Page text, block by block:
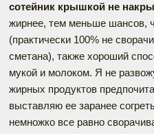
сотейник крышкой не
жирнее, тем меньше шансов,
(практически 100% не
сметана), также хороший
мукой и молоком. Я не
жирных продуктов
выставляю ее заранее
немножко все равно